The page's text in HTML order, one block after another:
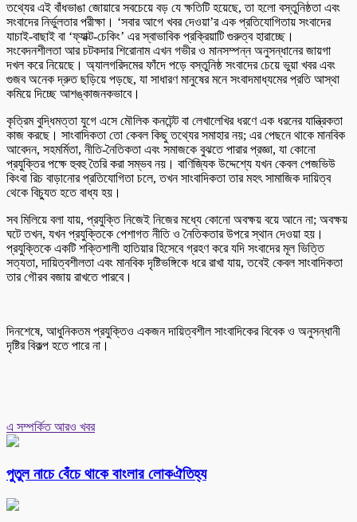
তথ্যের এই বাঁধভাঙা জোয়ারে সবচেয়ে বড় যে ক্ষতিটি হয়েছে, তা হলো বস্তুনিষ্ঠতা এবং
সংবাদের নির্ভুলতার পরীক্ষা। ‘সবার আগে খবর দেওয়া’র এক প্রতিযোগিতায় সংবাদের
যাচাই-বাছাই বা ‘ফ্যাক্ট-চেকিং’ এর স্বাভাবিক প্রক্রিয়াটি গুরুত্ব হারাচ্ছে।
সংবেদনশীলতা আর চটকদার শিরোনাম এখন গভীর ও মানসম্পন্ন অনুসন্ধানের জায়গা
দখল করে নিয়েছে। অ্যালগরিদমের ফাঁদে পড়ে বস্তুনিষ্ঠ সংবাদের চেয়ে ভুয়া খবর এবং
গুজব অনেক দ্রুত ছড়িয়ে পড়ছে, যা সাধারণ মানুষের মনে সংবাদমাধ্যমের প্রতি আস্থা
কমিয়ে দিচ্ছে আশঙ্কাজনকভাবে।
কৃত্রিম বুদ্ধিমত্তা যুগে এসে মৌলিক কনটেন্ট বা লেখালেখির ধরণে এক ধরনের যান্ত্রিকতা
কাজ করছে। সাংবাদিকতা তো কেবল কিছু তথ্যের সমাহার নয়; এর পেছনে থাকে মানবিক
আবেদন, সহমর্মিতা, নীতি-নৈতিকতা এবং সমাজকে বুঝতে পারার প্রজ্ঞা, যা কোনো
প্রযুক্তির পক্ষে হুবহু তৈরি করা সম্ভব নয়। বাণিজ্যিক উদ্দেশ্যে যখন কেবল পেজভিউ
কিংবা রিচ বাড়ানোর প্রতিযোগিতা চলে, তখন সাংবাদিকতা তার মহৎ সামাজিক দায়িত্ব
থেকে বিচ্যুত হতে বাধ্য হয়।
সব মিলিয়ে বলা যায়, প্রযুক্তি নিজেই নিজের মধ্যে কোনো অবক্ষয় বয়ে আনে না; অবক্ষয়
ঘটে তখন, যখন প্রযুক্তিকে পেশাগত নীতি ও নৈতিকতার উপরে স্থান দেওয়া হয়।
প্রযুক্তিকে একটি শক্তিশালী হাতিয়ার হিসেবে গ্রহণ করে যদি সংবাদের মূল ভিত্তি
সত্যতা, দায়িত্বশীলতা এবং মানবিক দৃষ্টিভঙ্গিকে ধরে রাখা যায়, তবেই কেবল সাংবাদিকতা
তার গৌরব বজায় রাখতে পারবে।
দিনশেষে, আধুনিকতম প্রযুক্তিও একজন দায়িত্বশীল সাংবাদিকের বিবেক ও অনুসন্ধানী
দৃষ্টির বিকল্প হতে পারে না।
এ সম্পর্কিত আরও খবর
পুতুল নাচে বেঁচে থাকে বাংলার লোকঐতিহ্য